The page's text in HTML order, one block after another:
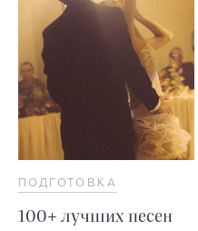
ПОДГОТОВКА
100+ лучших песен